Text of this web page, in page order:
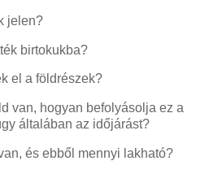
jelen?
birtokukba?
el a földrészek?
van, hogyan befolyásolja ez a
általában az időjárást?
és ebből mennyi lakható?